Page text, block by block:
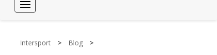
Toggle
Intersport > Blog >